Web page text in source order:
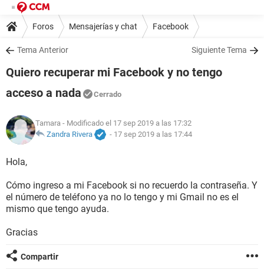
Foros Mensajerías y chat Facebook
Tema Anterior Siguiente Tema
Quiero recuperar mi Facebook y no tengo
acceso a nada
Cerrado
Tamara - Modificado el 17 sep 2019 a las 17:32
Zandra Rivera
- 17 sep 2019 a las 17:44
Hola,
Cómo ingreso a mi Facebook si no recuerdo la contraseña. Y
el número de teléfono ya no lo tengo y mi Gmail no es el
mismo que tengo ayuda.
Gracias
Compartir